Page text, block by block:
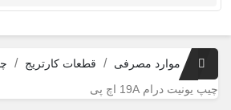
موارد مصرفی قطعات کارتریج
چیپ یونیت درام 19A اچ پی